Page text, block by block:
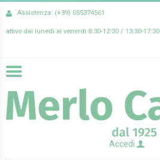
Assistenza: (+39) 055374561
attivo dal lunedì al venerdì 8:30-12:30 / 13:30-17:30
Accedi